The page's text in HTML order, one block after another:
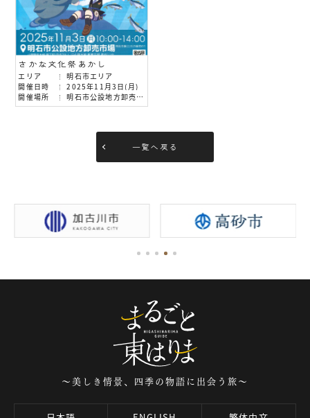
さかな文化祭あかし
エリア
明石市エリア
開催日時
2025年11月3日(月)
開催場所
明石市公設地方卸売市場
一覧へ戻る
～美しき情景、四季の物語に出会う旅～